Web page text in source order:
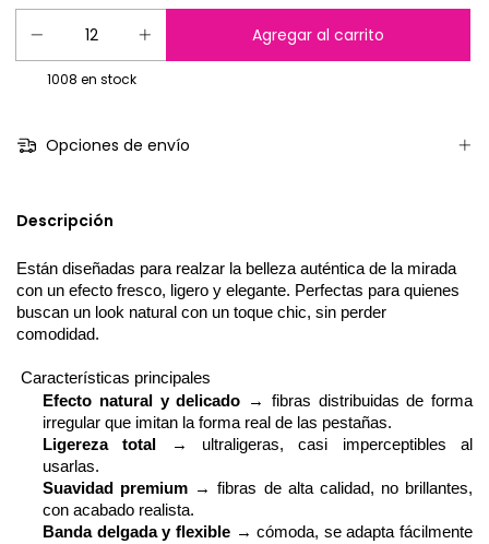
1008 en stock
Opciones de envío
Descripción
Están diseñadas para realzar la belleza auténtica de la mirada
con un efecto fresco, ligero y elegante. Perfectas para quienes
buscan un look natural con un toque chic, sin perder
comodidad.
Características principales
Efecto natural y delicado → fibras distribuidas de forma
irregular que imitan la forma real de las pestañas.
Ligereza total
→ ultraligeras, casi imperceptibles al
usarlas.
Suavidad premium → fibras de alta calidad, no brillantes,
con acabado realista.
Bandadelgada yflexible→ cómoda, se adapta fácilmente